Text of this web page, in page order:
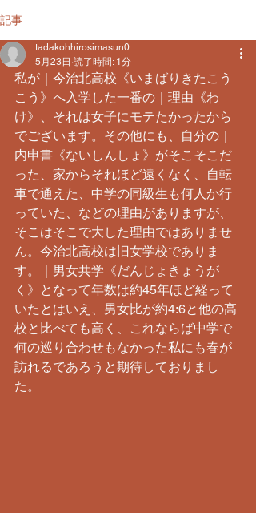
記事
tadakohhirosimasun0
5月23日 読了時間: 1分
私が｜今治北高校《いまばりきたこう
こう》へ入学した一番の｜理由《わ
け》、それは女子にモテたかったから
でございます。その他にも、自分の｜
内申書《ないしんしょ》がそこそこだ
った、家からそれほど遠くなく、自転
車で通えた、中学の同級生も何人か行
っていた、などの理由がありますが、
そこはそこで大した理由ではありませ
ん。今治北高校は旧女学校でありま
す。｜男女共学《だんじょきょうが
く》となって年数は約45年ほど経って
いたとはいえ、男女比が約4:6と他の高
校と比べても高く、これならば中学で
何の巡り合わせもなかった私にも春が
訪れるであろうと期待しておりまし
た。